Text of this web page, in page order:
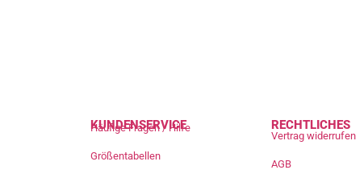
KUNDENSERVICE
Häufige Fragen / Hilfe
Größentabellen
RECHTLICHES
Vertrag widerrufen
AGB